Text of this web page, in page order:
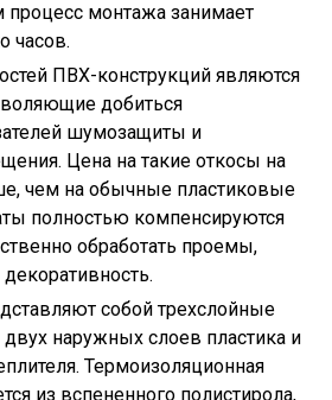
процесс монтажа занимает
часов.
ПВХ-конструкций являются
добиться
шумозащиты и
Цена на такие откосы на
чем на обычные пластиковые
полностью компенсируются
обработать проемы,
собой трехслойные
наружных слоев пластика и
Термоизоляционная
из вспененного полистирола,